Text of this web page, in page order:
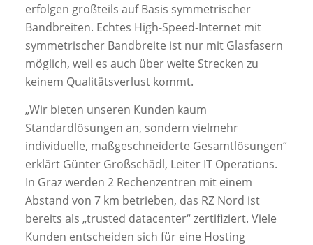
erfolgen großteils auf Basis symmetrischer
Bandbreiten. Echtes High-Speed-Internet mit
symmetrischer Bandbreite ist nur mit Glasfasern
möglich, weil es auch über weite Strecken zu
keinem Qualitätsverlust kommt.
„Wir bieten unseren Kunden kaum
Standardlösungen an, sondern vielmehr
individuelle, maßgeschneiderte Gesamtlösungen“
erklärt Günter Großschädl, Leiter IT Operations.
In Graz werden 2 Rechenzentren mit einem
Abstand von 7 km betrieben, das RZ Nord ist
bereits als „trusted datacenter“ zertifiziert. Viele
Kunden entscheiden sich für eine Hosting